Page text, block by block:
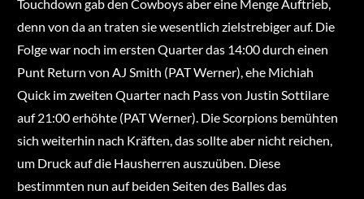
Touchdown gab den Cowboys aber eine Menge Auftrieb,
denn von da an traten sie wesentlich zielstrebiger auf. Die
Folge war noch im ersten Quarter das 14:00 durch einen
Punt Return von AJ Smith (PAT Werner), ehe Michiah
Quick im zweiten Quarter nach Pass von Justin Sottilare
auf 21:00 erhöhte (PAT Werner). Die Scorpions bemühten
sich weiterhin nach Kräften, das sollte aber nicht reichen,
um Druck auf die Hausherren auszuüben. Diese
bestimmten nun auf beiden Seiten des Balles das